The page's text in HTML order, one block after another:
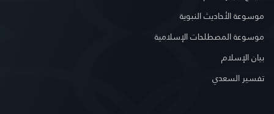
موسوعة الأحاديث النبوية
موسوعة المصطلحات الإسلامية
بيان الإسلام
تفسير السعدي